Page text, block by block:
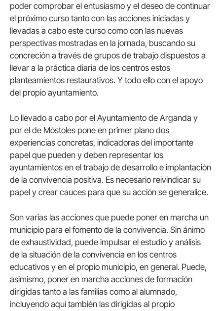
poder comprobar el entusiasmo y el deseo de continuar
el próximo curso tanto con las acciones iniciadas y
llevadas a cabo este curso como con las nuevas
perspectivas mostradas en la jornada, buscando su
concreción a través de grupos de trabajo dispuestos a
llevar a la práctica diaria de los centros estos
planteamientos restaurativos. Y todo ello con el apoyo
del propio ayuntamiento.
Lo llevado a cabo por el Ayuntamiento de Arganda y
por el de Móstoles pone en primer plano dos
experiencias concretas, indicadoras del importante
papel que pueden y deben representar los
ayuntamientos en el trabajo de desarrollo e implantación
de la convivencia positiva. Es necesario reivindicar su
papel y crear cauces para que su acción se generalice.
Son varias las acciones que puede poner en marcha un
municipio para el fomento de la convivencia. Sin ánimo
de exhaustividad, puede impulsar el estudio y análisis
de la situación de la convivencia en los centros
educativos y en el propio municipio, en general. Puede,
asimismo, poner en marcha acciones de formación
dirigidas tanto a las familias como al alumnado,
incluyendo aquí también las dirigidas al propio